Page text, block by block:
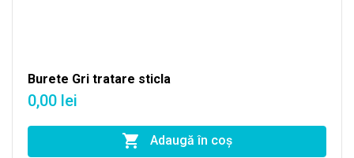
Burete Gri tratare sticla
0,00 lei
Adaugă în coş